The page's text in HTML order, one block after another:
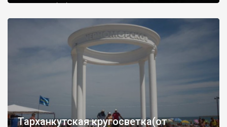
запрошую відвідати це
Тарханкутская кругосветка(от